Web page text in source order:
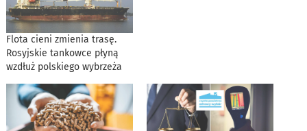
Flota cieni zmienia trasę.
Rosyjskie tankowce płyną
wzdłuż polskiego wybrzeża